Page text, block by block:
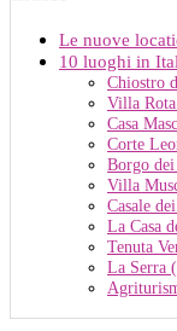
Le nuove
10 luoghi in
Chiostro
Villa
Casa
Corte
Borgo
Villa
Casale
La Casa
Tenuta
La Serra